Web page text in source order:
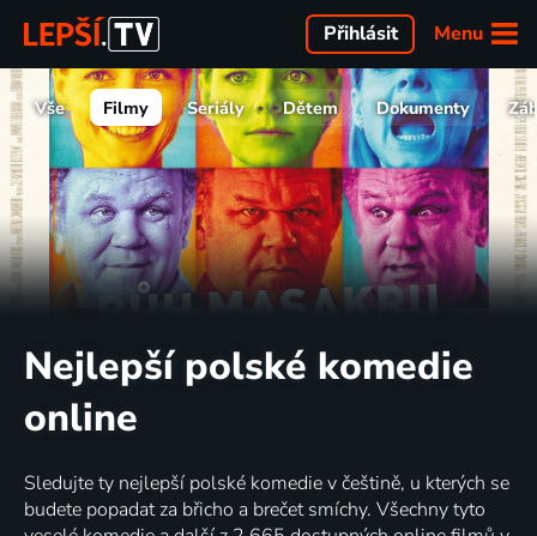
Menu
Přihlásit
Vše Filmy Seriály Dětem Dokumenty
Nejlepší polské komedie
online
Sledujte ty nejlepší polské komedie v češtině, u kterých se
budete popadat za břicho a brečet smíchy. Všechny tyto